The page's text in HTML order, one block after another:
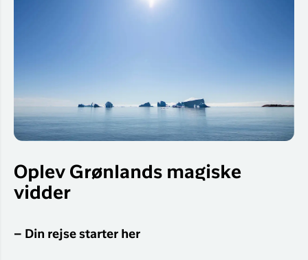
Oplev Grønlands magiske
vidder
– Din rejse starter her